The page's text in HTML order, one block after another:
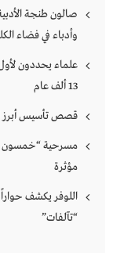
صالون طنجة
وأدباء في فضاء
علماء يحددون
13 ألف عام
قصص تأسيس أبرز
مسرحية “خمسون
مؤثرة
اللوفر يكشف
“تآلفات”